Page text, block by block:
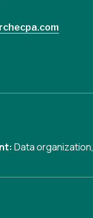
Data organization,